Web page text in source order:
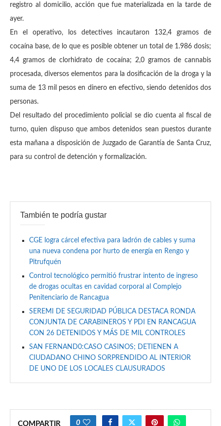
registro al domicilio, acción que fue materializada en la tarde de
ayer.
En el operativo, los detectives incautaron 132,4 gramos de
cocaína base, de lo que es posible obtener un total de 1.986 dosis;
4,4 gramos de clorhidrato de cocaína; 2,0 gramos de cannabis
procesada, diversos elementos para la dosificación de la droga y la
suma de 13 mil pesos en dinero en efectivo, siendo detenidos dos
personas.
Del resultado del procedimiento policial se dio cuenta al fiscal de
turno, quien dispuso que ambos detenidos sean puestos durante
esta mañana a disposición de Juzgado de Garantía de Santa Cruz,
para su control de detención y formalización.
También te podría gustar
CGE logra cárcel efectiva para ladrón de cables y suma
una nueva condena por hurto de energía en Rengo y
Pitrufquén
Control tecnológico permitió frustrar intento de ingreso
de drogas ocultas en cavidad corporal al Complejo
Penitenciario de Rancagua
SEREMI DE SEGURIDAD PÚBLICA DESTACA RONDA
CONJUNTA DE CARABINEROS Y PDI EN RANCAGUA
CON 26 DETENIDOS Y MÁS DE MIL CONTROLES
SAN FERNAND0:CASO CASINOS; DETIENEN A
CIUDADANO CHINO SORPRENDIDO AL INTERIOR
DE UNO DE LOS LOCALES CLAUSURADOS
COMPARTIR 0